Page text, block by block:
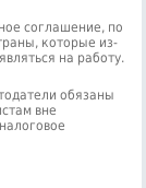
соглашение, по
которые из-
на работу.
обязаны
вне